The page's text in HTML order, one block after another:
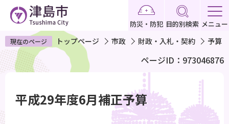
ペ
ー
ジ
で
防災・防犯 目的別検索 メニュー
現在のページ トップページ 市政 財政・入札・契約 予算
ページID：973046876
平成29年度6月補正予算